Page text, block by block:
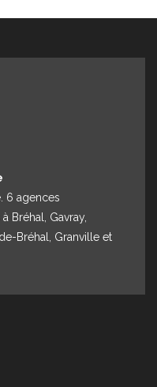
6 agences
Bréhal, Gavray,
Bréhal, Granville et